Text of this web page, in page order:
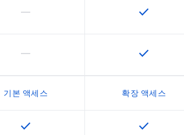
이 기능은 이 SKU에서 지원되지 않습니다.
horizontal_rule 이 기능은
check
이 기능은 이 SKU에서 지원되지 않습니다.
horizontal_rule 이 기능은
check
기본 액세스 확장 액세스
이 기능은 SKU에서 사용할 수 있습니다.
check 이 기능은
check